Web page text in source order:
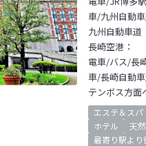
車/九州自動
九州自動車
長崎空港：
電車/バス/長
車/長崎自動
テンボス方面
エステ＆スパ
ホテル
天
最寄り駅よ